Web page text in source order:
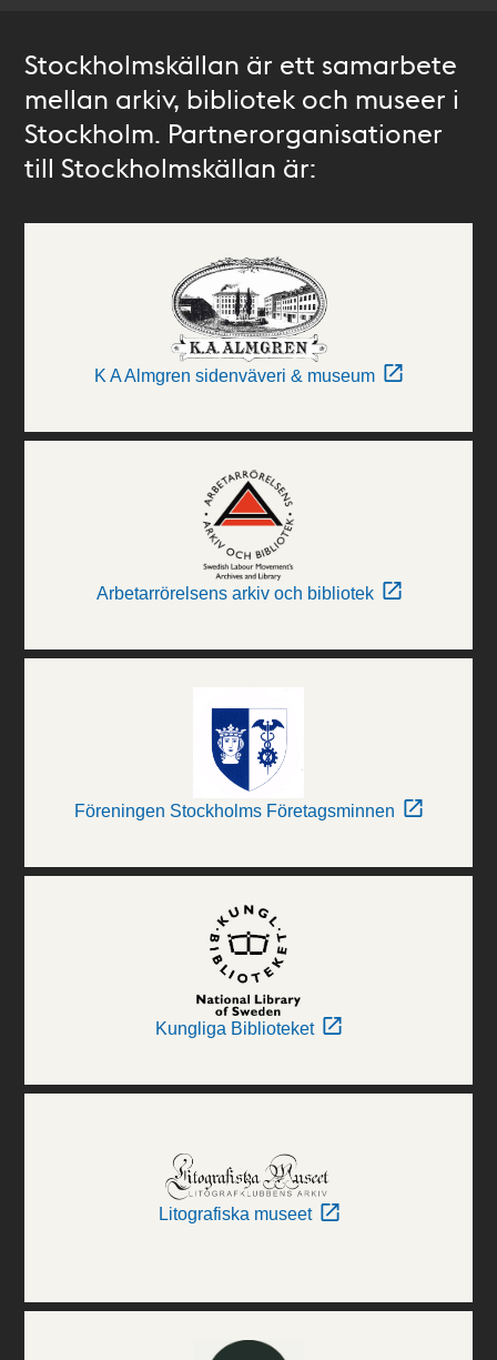
Stockholmskällan är ett samarbete
mellan arkiv, bibliotek och museer i
Stockholm. Partnerorganisationer
till Stockholmskällan är:
K A Almgren sidenväveri & museum
Arbetarrörelsens arkiv och bibliotek
Föreningen Stockholms Företagsminnen
Kungliga Biblioteket
Litografiska museet